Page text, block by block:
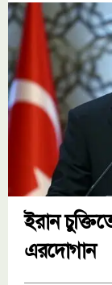
ইরান
এরদোগান